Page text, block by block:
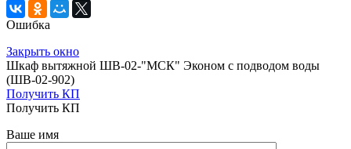
Ошибка
Закрыть окно
Шкаф вытяжной ШВ-02-"МСК" Эконом с подводом воды
(ШВ-02-902)
Получить КП
Получить КП
Ваше имя